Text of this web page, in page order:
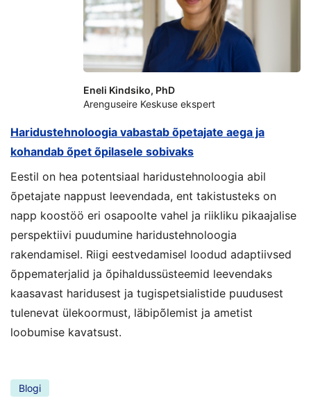
Haridustehnoloogia vabastab õpetajate aega ja
kohandab õpet õpilasele sobivaks
Eestil on hea potentsiaal haridustehnoloogia abil
õpetajate nappust leevendada, ent takistusteks on
napp koostöö eri osapoolte vahel ja riikliku pikaajalise
perspektiivi puudumine haridustehnoloogia
rakendamisel. Riigi eestvedamisel loodud adaptiivsed
õppematerjalid ja õpihaldussüsteemid leevendaks
kaasavast haridusest ja tugispetsialistide puudusest
tulenevat ülekoormust, läbipõlemist ja ametist
loobumise kavatsust.
Blogi
Eneli Kindsiko, PhD
Arenguseire Keskuse ekspert